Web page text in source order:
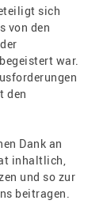
sich
von den
war.
den
Dank an
inhaltlich,
und so zur
beitragen.